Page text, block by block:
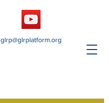
glrp@glrplatform.org